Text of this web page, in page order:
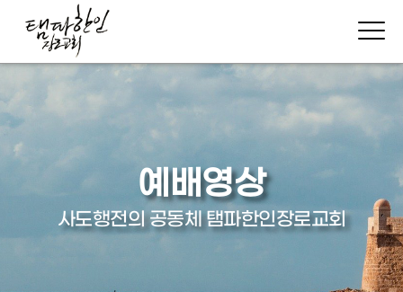
예배영상
사도행전의 공동체 탬파한인장로교회